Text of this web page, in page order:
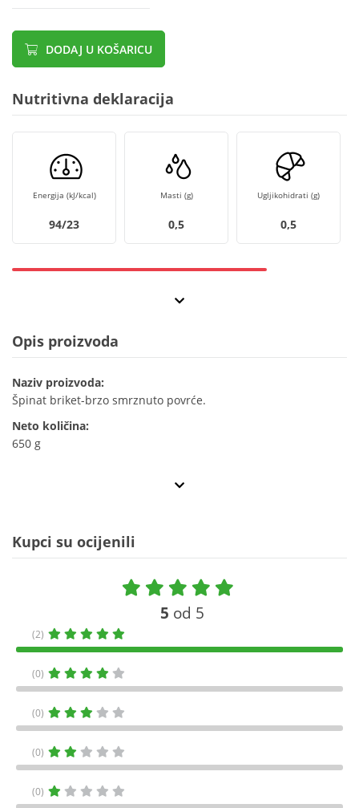
DODAJ U KOŠARICU
Nutritivna deklaracija
Energija (kJ/kcal)
94/23
Masti (g)
0,5
Ugljikohidrati (g)
0,5
Opis proizvoda
Naziv proizvoda:
Špinat briket-brzo smrznuto povrće.
Neto količina:
650 g
Kupci su ocijenili
5 od 5
(2)
(0)
(0)
(0)
(0)